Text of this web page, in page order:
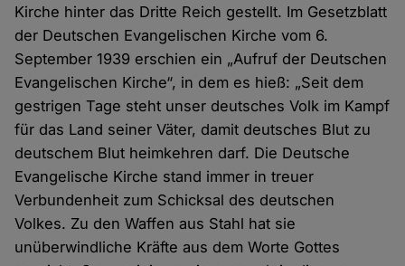
Kirche hinter das Dritte Reich gestellt. Im Gesetzblatt
der Deutschen Evangelischen Kirche vom 6.
September 1939 erschien ein „Aufruf der Deutschen
Evangelischen Kirche“, in dem es hieß: „Seit dem
gestrigen Tage steht unser deutsches Volk im Kampf
für das Land seiner Väter, damit deutsches Blut zu
deutschem Blut heimkehren darf. Die Deutsche
Evangelische Kirche stand immer in treuer
Verbundenheit zum Schicksal des deutschen
Volkes. Zu den Waffen aus Stahl hat sie
unüberwindliche Kräfte aus dem Worte Gottes